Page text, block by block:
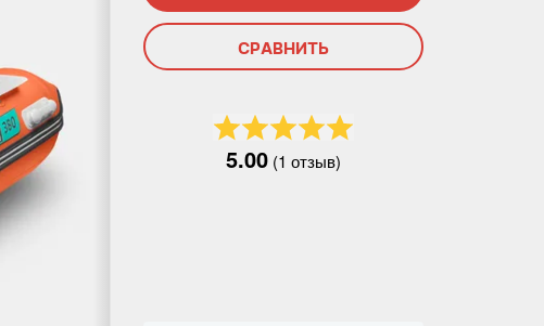
СРАВНИТЬ
5.00 (1 отзыв)